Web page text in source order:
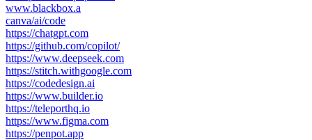
www.blackbox.a
canva/ai/code
https://chatgpt.com
https://github.com/copilot/
https://www.deepseek.com
https://stitch.withgoogle.com
https://codedesign.ai
https://www.builder.io
https://teleporthq.io
https://www.figma.com
https://penpot.app